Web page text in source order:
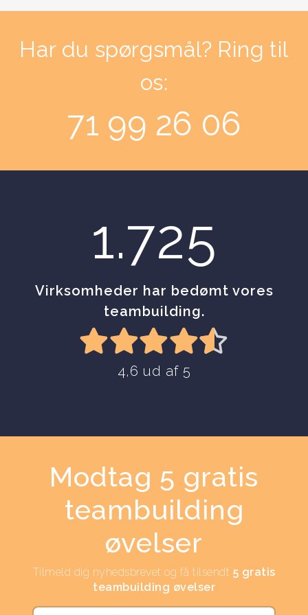
Har du spørgsmål? Ring til
os:
71 99 26 06
1.725
Virksomheder har bedømt vores
teambuilding.
4,6 ud af 5
Modtag 5 gratis
teambuilding
øvelser
Tilmeld dig nyhedsbrevet og få tilsendt 5 gratis
teambuilding øvelser